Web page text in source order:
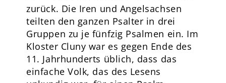
zurück. Die Iren und Angelsachsen
teilten den ganzen Psalter in drei
Gruppen zu je fünfzig Psalmen ein. Im
Kloster Cluny war es gegen Ende des
11. Jahrhunderts üblich, dass das
einfache Volk, das des Lesens